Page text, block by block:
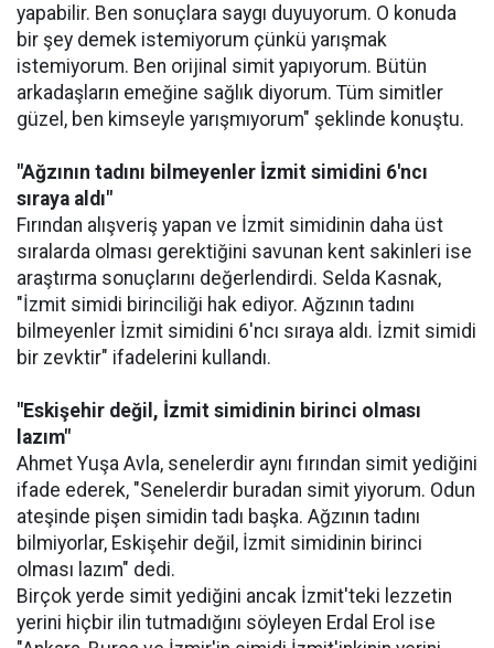
yapabilir. Ben sonuçlara saygı duyuyorum. O konuda
bir şey demek istemiyorum çünkü yarışmak
istemiyorum. Ben orijinal simit yapıyorum. Bütün
arkadaşların emeğine sağlık diyorum. Tüm simitler
güzel, ben kimseyle yarışmıyorum" şeklinde konuştu.
"Ağzının tadını bilmeyenler İzmit simidini 6'ncı
sıraya aldı"
Fırından alışveriş yapan ve İzmit simidinin daha üst
sıralarda olması gerektiğini savunan kent sakinleri ise
araştırma sonuçlarını değerlendirdi. Selda Kasnak,
"İzmit simidi birinciliği hak ediyor. Ağzının tadını
bilmeyenler İzmit simidini 6'ncı sıraya aldı. İzmit simidi
bir zevktir" ifadelerini kullandı.
"Eskişehir değil, İzmit simidinin birinci olması
lazım"
Ahmet Yuşa Avla, senelerdir aynı fırından simit yediğini
ifade ederek, "Senelerdir buradan simit yiyorum. Odun
ateşinde pişen simidin tadı başka. Ağzının tadını
bilmiyorlar, Eskişehir değil, İzmit simidinin birinci
olması lazım" dedi.
Birçok yerde simit yediğini ancak İzmit'teki lezzetin
yerini hiçbir ilin tutmadığını söyleyen Erdal Erol ise